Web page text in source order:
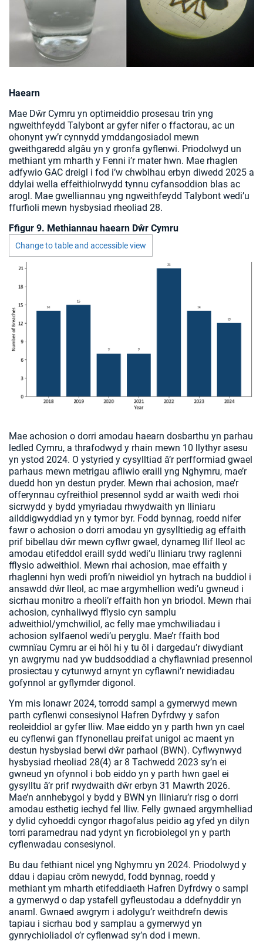
Haearn
Mae Dŵr Cymru yn optimeiddio prosesau trin yng
ngweithfeydd Talybont ar gyfer nifer o ffactorau, ac un
ohonynt yw’r cynnydd ymddangosiadol mewn
gweithgaredd algâu yn y gronfa gyflenwi. Priodolwyd un
methiant ym mharth y Fenni i’r mater hwn. Mae rhaglen
adfywio GAC dreigl i fod i’w chwblhau erbyn diwedd 2025 a
ddylai wella effeithiolrwydd tynnu cyfansoddion blas ac
arogl. Mae gwelliannau yng ngweithfeydd Talybont wedi’u
ffurfioli mewn hysbysiad rheoliad 28.
Ffigur 9. Methiannau haearn Dŵr Cymru
Change to table and accessible view
Chart visible
Mae achosion o dorri amodau haearn dosbarthu yn parhau
ledled Cymru, a thrafodwyd y rhain mewn 10 llythyr asesu
yn ystod 2024. O ystyried y cysylltiad â’r perfformiad gwael
parhaus mewn metrigau afliwio eraill yng Nghymru, mae’r
duedd hon yn destun pryder. Mewn rhai achosion, mae’r
offerynnau cyfreithiol presennol sydd ar waith wedi rhoi
sicrwydd y bydd ymyriadau rhwydwaith yn lliniaru
ailddigwyddiad yn y tymor byr. Fodd bynnag, roedd nifer
fawr o achosion o dorri amodau yn gysylltiedig ag effaith
prif bibellau dŵr mewn cyflwr gwael, dynameg llif lleol ac
amodau etifeddol eraill sydd wedi’u lliniaru trwy raglenni
fflysio adweithiol. Mewn rhai achosion, mae effaith y
rhaglenni hyn wedi profi’n niweidiol yn hytrach na buddiol i
ansawdd dŵr lleol, ac mae argymhellion wedi’u gwneud i
sicrhau monitro a rheoli’r effaith hon yn briodol. Mewn rhai
achosion, cynhaliwyd fflysio cyn samplu
adweithiol/ymchwiliol, ac felly mae ymchwiliadau i
achosion sylfaenol wedi’u peryglu. Mae’r ffaith bod
cwmnïau Cymru ar ei hôl hi y tu ôl i dargedau’r diwydiant
yn awgrymu nad yw buddsoddiad a chyflawniad presennol
prosiectau y cytunwyd arnynt yn cyflawni’r newidiadau
gofynnol ar gyflymder digonol.
Ym mis Ionawr 2024, torrodd sampl a gymerwyd mewn
parth cyflenwi consesiynol Hafren Dyfrdwy y safon
reoleiddiol ar gyfer lliw. Mae eiddo yn y parth hwn yn cael
eu cyflenwi gan ffynonellau preifat unigol ac maent yn
destun hysbysiad berwi dŵr parhaol (BWN). Cyflwynwyd
hysbysiad rheoliad 28(4) ar 8 Tachwedd 2023 sy’n ei
gwneud yn ofynnol i bob eiddo yn y parth hwn gael ei
gysylltu â’r prif rwydwaith dŵr erbyn 31 Mawrth 2026.
Mae’n annhebygol y bydd y BWN yn lliniaru’r risg o dorri
amodau esthetig iechyd fel lliw. Felly gwnaed argymhelliad
y dylid cyhoeddi cyngor rhagofalus peidio ag yfed yn dilyn
torri paramedrau nad ydynt yn ficrobiolegol yn y parth
cyflenwadau consesiynol.
Bu dau fethiant nicel yng Nghymru yn 2024. Priodolwyd y
ddau i dapiau crôm newydd, fodd bynnag, roedd y
methiant ym mharth etifeddiaeth Hafren Dyfrdwy o sampl
a gymerwyd o dap ystafell gyfleustodau a ddefnyddir yn
anaml. Gwnaed awgrym i adolygu’r weithdrefn dewis
tapiau i sicrhau bod y samplau a gymerwyd yn
gynrychioliadol o’r cyflenwad sy’n dod i mewn.